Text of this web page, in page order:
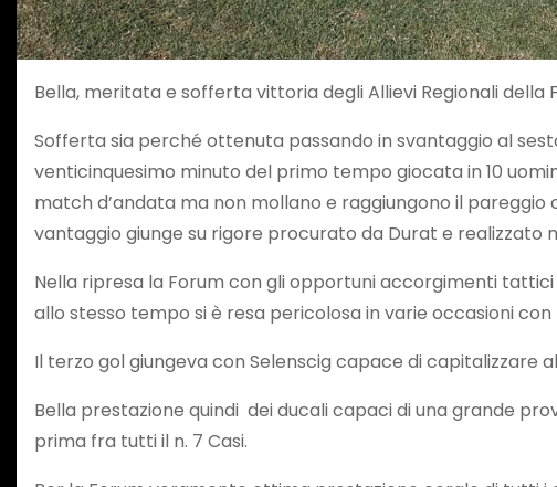
Bella, meritata e sofferta vittoria degli Allievi Regionali
Sofferta sia perché ottenuta passando in svantaggio al
venticinquesimo minuto del primo tempo giocata in 10
match d’andata ma non mollano e raggiungono il pareggio
vantaggio giunge su rigore procurato da Durat e realizzato
Nella ripresa la Forum con gli opportuni accorgimenti
allo stesso tempo si è resa pericolosa in varie occasioni
Il terzo gol giungeva con Selenscig capace di capitalizzare
Bella prestazione quindi dei ducali capaci di una grande
prima fra tutti il n. 7 Casi.